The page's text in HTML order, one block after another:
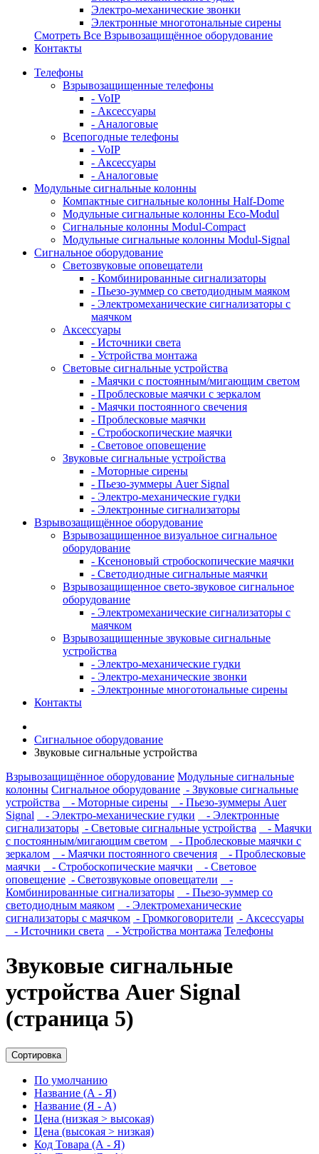
Электро-механические звонки
Электронные многотональные сирены
Смотреть Все Взрывозащищённое оборудование
Контакты
Телефоны
Взрывозащищенные телефоны
- VoIP
- Аксессуары
- Аналоговые
Всепогодные телефоны
- VoIP
- Аксессуары
- Аналоговые
Модульные сигнальные колонны
Компактные сигнальные колонны Half-Dome
Модульные сигнальные колонны Eco-Modul
Сигнальные колонны Modul-Compact
Модульные сигнальные колонны Modul-Signal
Сигнальное оборудование
Светозвуковые оповещатели
- Комбинированные сигнализаторы
- Пьезо-зуммер со светодиодным маяком
- Электромеханические сигнализаторы с
маячком
Аксессуары
- Источники света
- Устройства монтажа
Световые сигнальные устройства
- Маячки с постоянным/мигающим светом
- Проблесковые маячки с зеркалом
- Маячки постоянного свечения
- Проблесковые маячки
- Стробоскопические маячки
- Световое оповещение
Звуковые сигнальные устройства
- Моторные сирены
- Пьезо-зуммеры Auer Signal
- Электро-механические гудки
- Электронные сигнализаторы
Взрывозащищённое оборудование
Взрывозащищенное визуальное сигнальное
оборудование
- Ксеноновый стробоскопические маячки
- Светодиодные сигнальные маячки
Взрывозащищенное свето-звуковое сигнальное
оборудование
- Электромеханические сигнализаторы с
маячком
Взрывозащищенные звуковые сигнальные
устройства
- Электро-механические гудки
- Электро-механические звонки
- Электронные многотональные сирены
Контакты
Сигнальное оборудование
Звуковые сигнальные устройства
Взрывозащищённое оборудование Модульные сигнальные
колонны Сигнальное оборудование - Звуковые сигнальные
устройства
- Моторные сирены
- Пьезо-зуммеры Auer
Signal
- Электро-механические гудки
- Электронные
сигнализаторы - Световые сигнальные устройства
- Маячки
с постоянным/мигающим светом
- Проблесковые маячки с
зеркалом
- Маячки постоянного свечения
- Проблесковые
маячки
- Стробоскопические маячки
- Световое
оповещение - Светозвуковые оповещатели
-
Комбинированные сигнализаторы
- Пьезо-зуммер со
светодиодным маяком
- Электромеханические
сигнализаторы с маячком - Громкоговорители - Аксессуары
- Источники света
- Устройства монтажа Телефоны
Звуковые сигнальные
устройства Auer Signal
(страница 5)
Сортировка
По умолчанию
Название (А - Я)
Название (Я - А)
Цена (низкая > высокая)
Цена (высокая > низкая)
Код Товара (А - Я)